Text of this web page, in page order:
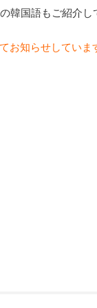
の韓国語もご紹介し
お知らせしていま